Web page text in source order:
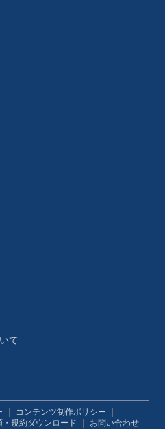
て
コンテンツ制作ポリシー
・規約ダウンロード お問い合わせ